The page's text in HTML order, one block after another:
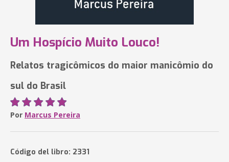
Um Hospício Muito Louco!
Relatos tragicômicos do maior manicômio do
sul do Brasil
Por Marcus Pereira
Código del libro: 2331